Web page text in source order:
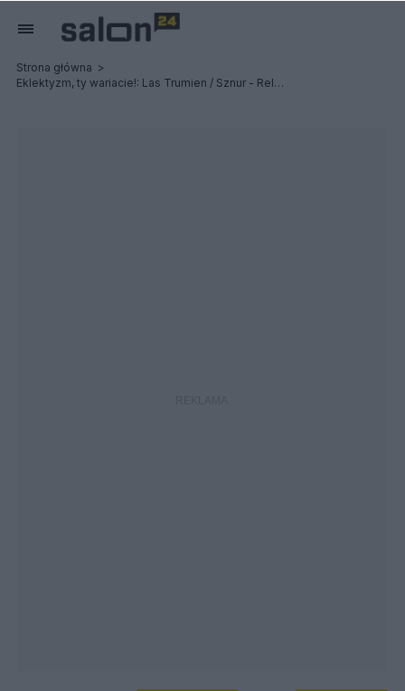
Strona główna
Eklektyzm, ty wariacie!: Las Trumien / Sznur - Relacja